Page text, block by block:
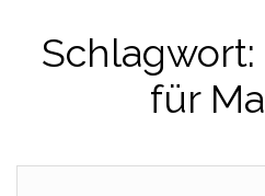
Schlagwort:
für